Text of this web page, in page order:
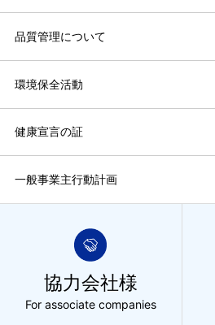
品質管理について
環境保全活動
健康宣言の証
一般事業主行動計画
協力会社様
For associate companies